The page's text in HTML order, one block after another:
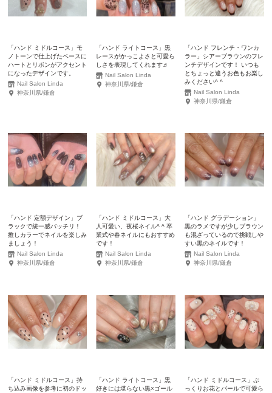
「ハンド ミドルコース」モ
ノトーンで仕上げたベースに
ハートとリボンがアクセント
になったデザインです。
Nail Salon Linda
神奈川県/鎌倉
「ハンド ライトコース」黒
レースがかっこよさと可愛ら
しさを表現してくれます♬
Nail Salon Linda
神奈川県/鎌倉
「ハンド フレンチ・ワンカ
ラー」シアーブラウンのフレ
ンチデザインです！ いつも
とちょっと違うお色もお楽し
みください^ ^
Nail Salon Linda
神奈川県/鎌倉
「ハンド 定額デザイン」ブ
ラックで統一感バッチリ！
推しカラーでネイルを楽しみ
ましょう！
Nail Salon Linda
神奈川県/鎌倉
「ハンド ミドルコース」大
人可愛い、夜桜ネイル^ ^ 卒
業式や春ネイルにもおすすめ
です！
Nail Salon Linda
神奈川県/鎌倉
「ハンド グラデーション」
黒のラメですが少しブラウン
も混ざっているので挑戦しや
すい黒のネイルです！
Nail Salon Linda
神奈川県/鎌倉
「ハンド ミドルコース」持
ち込み画像を参考に初のドッ
「ハンド ライトコース」黒
好きには堪らない黒×ゴール
「ハンド ミドルコース」ぷ
っくりお花とパールで可愛ら